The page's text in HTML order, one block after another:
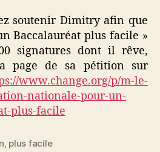
soutenir Dimitry afin que
Baccalauréat plus facile »
signatures dont il rêve,
page de sa pétition sur
www.change.org/p/m-le-
nationale-pour-un-
plus-facile
, plus facile